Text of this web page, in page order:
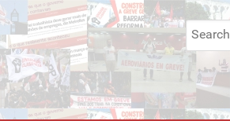
Search
for: